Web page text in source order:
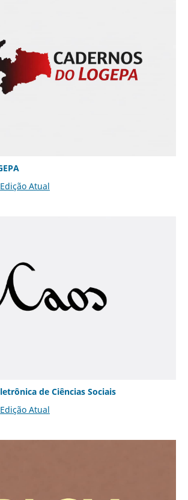
Edição Atual
de Ciências Sociais
Edição Atual